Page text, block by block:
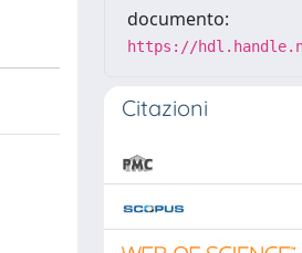
documento:
https://
Citazioni